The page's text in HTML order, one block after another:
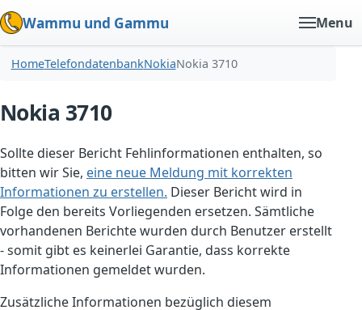
Wammu und Gammu Menu
HomeTelefondatenbankNokiaNokia 3710
Nokia 3710
Sollte dieser Bericht Fehlinformationen enthalten, so
bitten wir Sie, eine neue Meldung mit korrekten
Informationen zu erstellen. Dieser Bericht wird in
Folge den bereits Vorliegenden ersetzen. Sämtliche
vorhandenen Berichte wurden durch Benutzer erstellt
- somit gibt es keinerlei Garantie, dass korrekte
Informationen gemeldet wurden.
Zusätzliche Informationen bezüglich diesem